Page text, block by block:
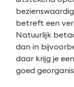
betreft een
Natuurlijk
dan in
daar krijg je
goed